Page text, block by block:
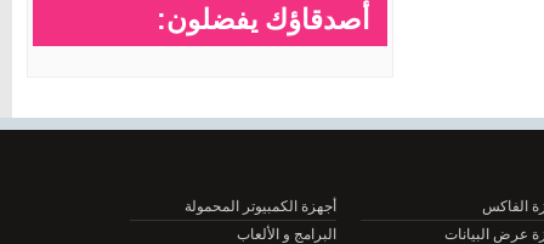
أصدقاؤك يفضلون:
أجهزة الكمبيوتر المحمولة
البيانات
البرامج و الألعاب